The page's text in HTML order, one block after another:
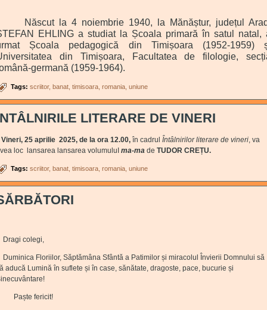
Născut la 4 noiembrie 1940, la Mănăștur, județul
EHLING a studiat la Școala primară în satul natal,
Școala pedagogică din Timișoara (1952-1959)
din Timișoara, Facultatea de filologie,
germană (1959-1964).
Tags: scriitor banat timisoara romania uniune
LITERARE DE VINERI
Vineri, 25 aprilie 2025, de la ora 12.00, în cadrul Întâlnirilor literare de vineri, va
loc lansarea lansarea volumuluI ma-ma de TUDOR CREȚU.
Tags: scriitor banat timisoara romania uniune
Dragi colegi,
Duminica Floriilor, Săptămâna Sfântă a Patimilor și miracolul Învierii Domnului să
aducă Lumină în suflete și în case, sănătate, dragoste, pace, bucurie și
Paște fericit!